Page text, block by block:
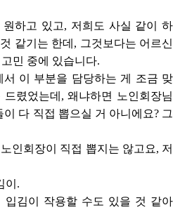
원하고 있고, 저희도 사실 같이 하
같기는 한데, 그것보다는 어르신
민 중에 있습니다.
서 이 부분을 담당하는 게 조금 맞
렸었는데, 왜냐하면 노인회장님
다 직접 뽑으실 거 아니에요? 그
노인회장이 직접 뽑지는 않고요, 저
이.
입김이 작용할 수도 있을 것 같아